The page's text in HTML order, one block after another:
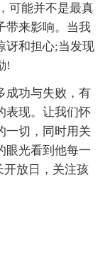
可能并不是最真
带来影响。当我
讶和担心;当发现
!
成功与失败，有
表现。让我们怀
一切，同时用关
眼光看到他每一
开放日，关注孩